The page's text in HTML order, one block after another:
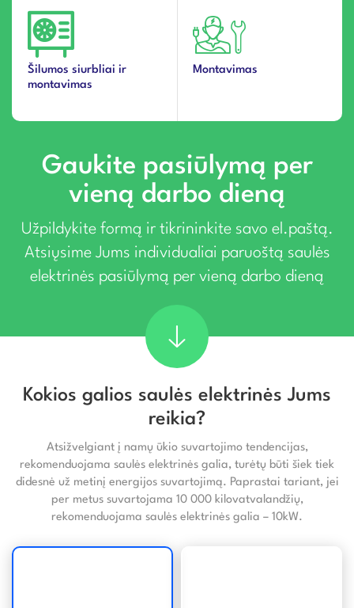
Šilumos siurbliai ir
montavimas
Montavimas
Gaukite pasiūlymą per
vieną darbo dieną
Užpildykite formą ir tikrininkite savo el.paštą.
Atsiųsime Jums individualiai paruoštą saulės
elektrinės pasiūlymą per vieną darbo dieną
Kokios galios saulės elektrinės Jums
reikia?
Atsižvelgiant į namų ūkio suvartojimo tendencijas,
rekomenduojama saulės elektrinės galia, turėtų būti šiek tiek
didesnė už metinį energijos suvartojimą. Paprastai tariant, jei
per metus suvartojama 10 000 kilovatvalandžių,
rekomenduojama saulės elektrinės galia – 10kW.